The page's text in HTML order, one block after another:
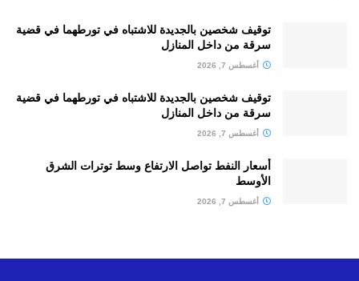
توقيف شخصين بالجديدة للاشتباه في تورطهما في قضية
سرقة من داخل المنازل
أغسطس 7, 2026
توقيف شخصين بالجديدة للاشتباه في تورطهما في قضية
سرقة من داخل المنازل
أغسطس 7, 2026
أسعار النفط تواصل الارتفاع وسط توترات الشرق
الأوسط
أغسطس 7, 2026